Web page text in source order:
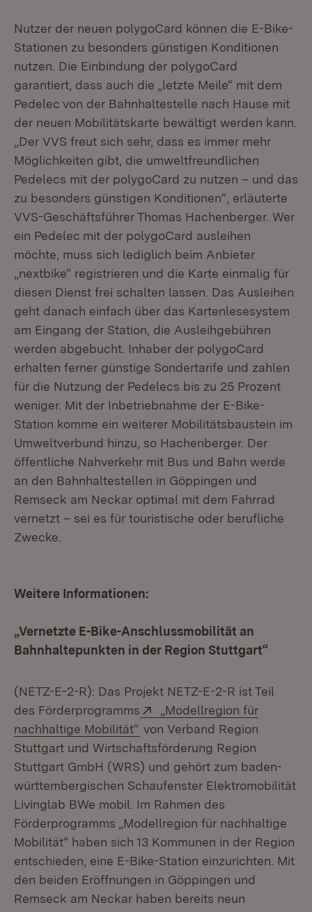
Nutzer der neuen polygoCard können die E-Bike-
Stationen zu besonders günstigen Konditionen
nutzen. Die Einbindung der polygoCard
garantiert, dass auch die „letzte Meile“ mit dem
Pedelec von der Bahnhaltestelle nach Hause mit
der neuen Mobilitätskarte bewältigt werden kann.
„Der VVS freut sich sehr, dass es immer mehr
Möglichkeiten gibt, die umweltfreundlichen
Pedelecs mit der polygoCard zu nutzen – und das
zu besonders günstigen Konditionen“, erläuterte
VVS-Geschäftsführer Thomas Hachenberger. Wer
ein Pedelec mit der polygoCard ausleihen
möchte, muss sich lediglich beim Anbieter
„nextbike“ registrieren und die Karte einmalig für
diesen Dienst frei schalten lassen. Das Ausleihen
geht danach einfach über das Kartenlesesystem
am Eingang der Station, die Ausleihgebühren
werden abgebucht. Inhaber der polygoCard
erhalten ferner günstige Sondertarife und zahlen
für die Nutzung der Pedelecs bis zu 25 Prozent
weniger. Mit der Inbetriebnahme der E-Bike-
Station komme ein weiterer Mobilitätsbaustein im
Umweltverbund hinzu, so Hachenberger. Der
öffentliche Nahverkehr mit Bus und Bahn werde
an den Bahnhaltestellen in Göppingen und
Remseck am Neckar optimal mit dem Fahrrad
vernetzt – sei es für touristische oder berufliche
Zwecke.
Weitere Informationen:
„Vernetzte E-Bike-Anschlussmobilität an
Bahnhaltepunkten in der Region Stuttgart“
(NETZ-E-2-R): Das Projekt NETZ-E-2-R ist Teil
des Förderprogramms
Extern:
„Modellregion für
nachhaltige Mobilität“ von Verband Region
Stuttgart und Wirtschaftsförderung Region
Stuttgart GmbH (WRS) und gehört zum baden-
württembergischen Schaufenster Elektromobilität
Livinglab BWe mobil. Im Rahmen des
Förderprogramms „Modellregion für nachhaltige
Mobilität“ haben sich 13 Kommunen in der Region
entschieden, eine E-Bike-Station einzurichten. Mit
den beiden Eröffnungen in Göppingen und
Remseck am Neckar haben bereits neun